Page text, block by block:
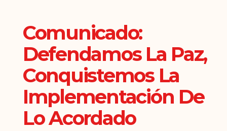
Comunicado:
Defendamos La Paz,
Conquistemos La
Implementación De
Lo Acordado